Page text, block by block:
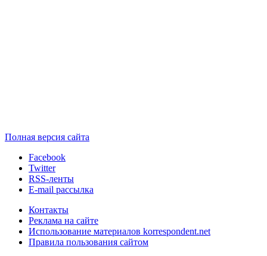
Полная версия сайта
Facebook
Twitter
RSS-ленты
E-mail рассылка
Контакты
Реклама на сайте
Использование материалов korrespondent.net
Правила пользования сайтом